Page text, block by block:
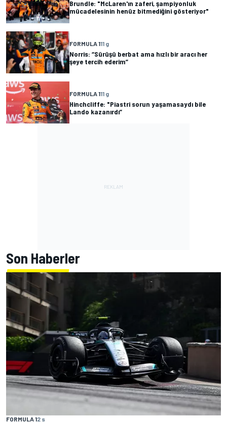
Brundle: "McLaren'ın zaferi, şampiyonluk
mücadelesinin henüz bitmediğini gösteriyor"
FORMULA 111 g
Norris: “Sürüşü berbat ama hızlı bir aracı her
şeye tercih ederim”
FORMULA 111 g
Hinchcliffe: "Piastri sorun yaşamasaydı bile
Lando kazanırdı”
Son Haberler
FORMULA 12 s